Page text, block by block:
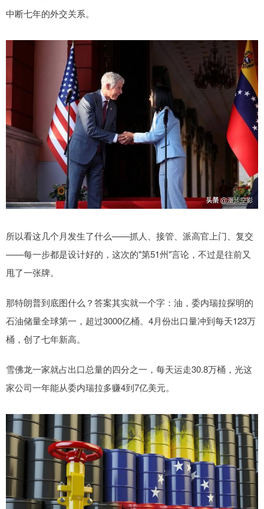
中断七年的外交关系。
所以看这几个月发生了什么——抓人、接管、派高官上门、复交
——每一步都是设计好的，这次的"第51州"言论，不过是往前又
甩了一张牌。
那特朗普到底图什么？答案其实就一个字：油，委内瑞拉探明的
石油储量全球第一，超过3000亿桶。4月份出口量冲到每天123万
桶，创了七年新高。
雪佛龙一家就占出口总量的四分之一，每天运走30.8万桶，光这
家公司一年能从委内瑞拉多赚4到7亿美元。